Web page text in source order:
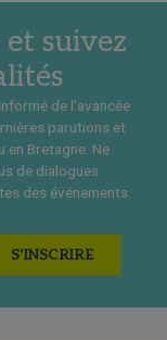
suivez
de l'avancée
parutions et
en Bretagne. Ne
de dialogues
des événements
S'INSCRIRE